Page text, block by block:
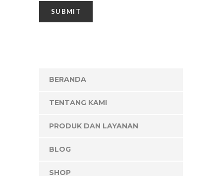
BERANDA
TENTANG KAMI
PRODUK DAN LAYANAN
BLOG
SHOP